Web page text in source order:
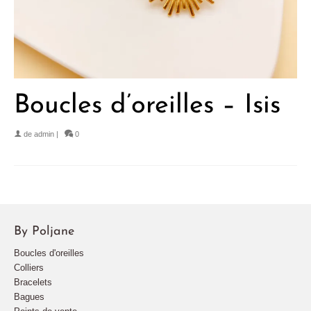
Boucles d’oreilles – Isis
de admin | 0
By Poljane
Boucles d'oreilles
Colliers
Bracelets
Bagues